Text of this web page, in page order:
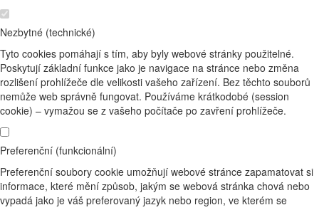
Nezbytné (technické)
Tyto cookies pomáhají s tím, aby byly webové stránky použitelné.
Poskytují základní funkce jako je navigace na stránce nebo změna
rozlišení prohlížeče dle velikosti vašeho zařízení. Bez těchto souborů
nemůže web správně fungovat. Používáme krátkodobé (session
cookie) – vymažou se z vašeho počítače po zavření prohlížeče.
Preferenční (funkcionální)
Preferenční soubory cookie umožňují webové stránce zapamatovat si
informace, které mění způsob, jakým se webová stránka chová nebo
vypadá jako je váš preferovaný jazyk nebo region, ve kterém se